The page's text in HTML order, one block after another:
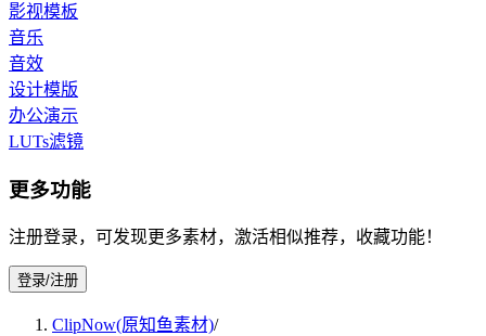
影视模板
音乐
音效
设计模版
办公演示
LUTs滤镜
更多功能
注册登录，可发现更多素材，激活相似推荐，收藏功能！
登录/注册
ClipNow(原知鱼素材)/